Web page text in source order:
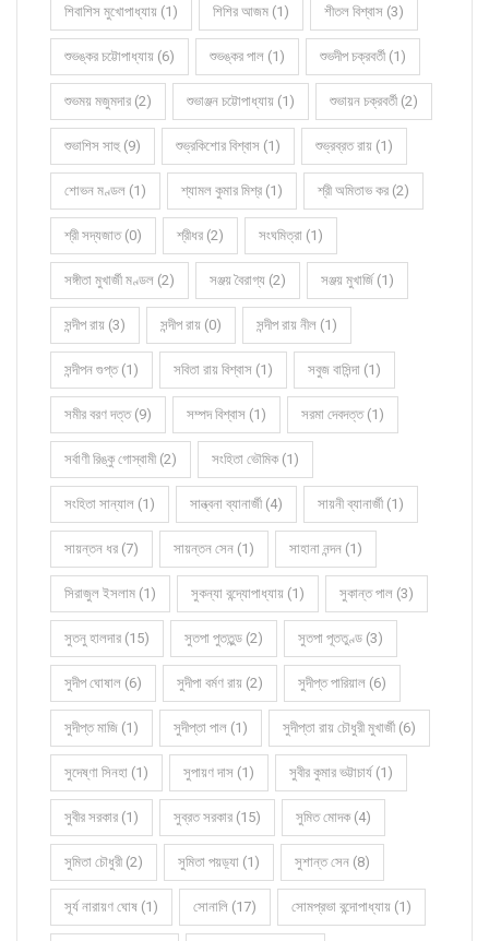
শিবাশিস মুখোপাধ্যায় (1) শিশির আজম (1) শীতল বিশ্বাস (3)
শুভঙ্কর চট্টোপাধ্যায় (6) শুভঙ্কর পাল (1) শুভদীপ চক্রবর্তী (1)
শুভময় মজুমদার (2) শুভাঞ্জন চট্টোপাধ্যায় (1) শুভায়ন চক্রবর্তী (2)
শুভাশিস সাহু (9) শুভ্রকিশোর বিশ্বাস (1) শুভ্রব্রত রায় (1)
শোভন মণ্ডল (1) শ্যামল কুমার মিশ্র (1) শ্রী অমিতাভ কর (2)
শ্রী সদ্যজাত (0) শ্রীধর (2) সংঘমিত্রা (1)
সঙ্গীতা মুখার্জী মণ্ডল (2) সঞ্জয় বৈরাগ্য (2) সঞ্জয় মুখার্জি (1)
সন্দীপ রায় (3) সন্দীপ রায় (0) সন্দীপ রায় নীল (1)
সন্দীপন গুপ্ত (1) সবিতা রায় বিশ্বাস (1) সবুজ বাসিন্দা (1)
সমীর বরণ দত্ত (9) সম্পদ বিশ্বাস (1) সরমা দেবদত্ত (1)
সর্বাণী রিঙ্কু গোস্বামী (2) সংহিতা ভৌমিক (1)
সংহিতা সান্যাল (1) সান্ত্বনা ব্যানার্জী (4) সায়নী ব্যানার্জী (1)
সায়ন্তন ধর (7) সায়ন্তন সেন (1) সাহানা নন্দন (1)
সিরাজুল ইসলাম (1) সুকন্যা বন্দ্যোপাধ্যায় (1) সুকান্ত পাল (3)
সুতনু হালদার (15) সুতপা পুততুন্ড (2) সুতপা পূততুণ্ড (3)
সুদীপ ঘোষাল (6) সুদীপা বর্মণ রায় (2) সুদীপ্ত পারিয়াল (6)
সুদীপ্ত মাজি (1) সুদীপ্তা পাল (1) সুদীপ্তা রায় চৌধুরী মুখার্জী (6)
সুদেষ্ণা সিনহা (1) সুপায়ণ দাস (1) সুবীর কুমার ভট্টাচার্য (1)
সুবীর সরকার (1) সুব্রত সরকার (15) সুমিত মোদক (4)
সুমিতা চৌধুরী (2) সুমিতা পয়ড়্যা (1) সুশান্ত সেন (8)
সূর্য নারায়ণ ঘোষ (1) সোনালি (17) সোমপ্রভা বন্দোপাধ্যায় (1)